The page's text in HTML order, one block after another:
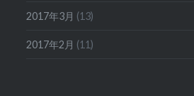
2017年3月 (13)
2017年2月 (11)